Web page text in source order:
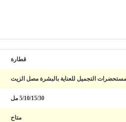
قطارة
مستحضرات التجميل للعناية بالبشرة مصل الزيت
5/10/15/30 مل
متاح